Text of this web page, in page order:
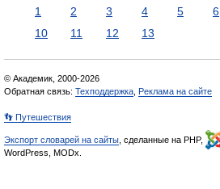
1 2 3 4 5 6
10
11 12 13
© Академик, 2000-2026
Обратная связь: Техподдержка Реклама на сайте
👣 Путешествия
Экспорт словарей на сайты , сделанные на PHP,
WordPress, MODx.